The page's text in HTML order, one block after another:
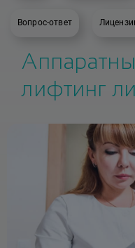
Вопрос-ответ
лифтинг